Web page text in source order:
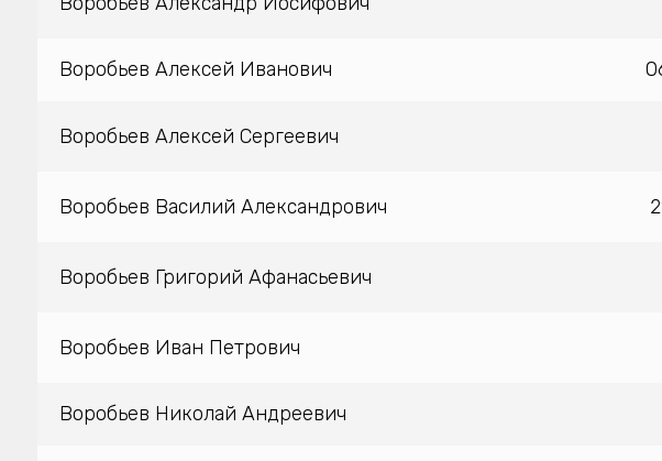
Воробьев Алексей Иванович
Воробьев Алексей Сергеевич
Воробьев Василий Александрович
Воробьев Григорий Афанасьевич
Воробьев Иван Петрович
Воробьев Николай Андреевич